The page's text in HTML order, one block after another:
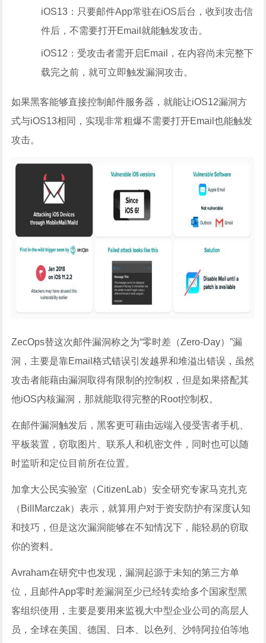
iOS13：只要邮件App常驻在iOS后台，收到攻击信
件后，不需要打开Email就能触发攻击。
iOS12：受攻击者需开启Email，在内容尚未完整下
载完之前，就可立即触发漏洞攻击。
如果黑客能够直接控制邮件服务器，就能让iOS12漏洞方
式与iOS13相同，实现非常粗爆不需要打开Email也能触发
攻击。
ZecOps替这次邮件漏洞称之为“零时差（Zero-Day）”漏
洞，主要是靠Email格式错误引发越界和堆溢出错误，虽然
攻击者能藉由漏洞取得有限制的控制权，但是如果搭配其
他iOS内核漏洞，那就能取得完整的Root控制权。
在邮件漏洞触发后，黑客更可藉由远端入侵受害者手机、
平板装置，窃取图片、联系人和机密文件，同时也可以随
时监听和定位目前所在位置。
加拿大公民实验室（CitizenLab）安全研究专家马克扎克
（BillMarczak）表示，就算用户对于资安防护有深度认知
和技巧，但是这次漏洞能够在不知情况下，能轻易的窃取
你的资料。
Avraham在研究中也发现，漏洞起源于未知的第三方单
位，且邮件App零时差漏洞至少已经转卖给多个国家型黑
客组织使用，主要是要用来监视大中型企业公司的高层人
员，全球在美国、德国、日本、以色列、沙特阿拉伯等地